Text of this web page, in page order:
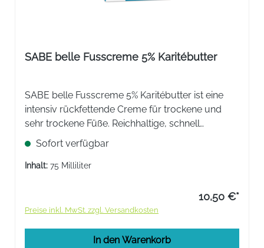
SABE belle Fusscreme 5% Karitébutter
SABE belle Fusscreme 5% Karitébutter ist eine
intensiv rückfettende Creme für trockene und
sehr trockene Füße. Reichhaltige, schnell
einziehende Textur.
Sofort verfügbar
Inhalt: 75 Milliliter
10,50 €*
Preise inkl. MwSt. zzgl. Versandkosten
In den Warenkorb